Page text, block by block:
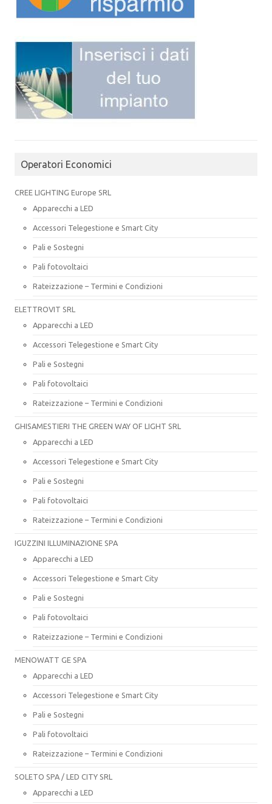
Operatori Economici
CREE LIGHTING Europe SRL
Apparecchi a LED
Accessori Telegestione e Smart City
Pali e Sostegni
Pali fotovoltaici
Rateizzazione – Termini e Condizioni
ELETTROVIT SRL
Apparecchi a LED
Accessori Telegestione e Smart City
Pali e Sostegni
Pali fotovoltaici
Rateizzazione – Termini e Condizioni
GHISAMESTIERI THE GREEN WAY OF LIGHT SRL
Apparecchi a LED
Accessori Telegestione e Smart City
Pali e Sostegni
Pali fotovoltaici
Rateizzazione – Termini e Condizioni
IGUZZINI ILLUMINAZIONE SPA
Apparecchi a LED
Accessori Telegestione e Smart City
Pali e Sostegni
Pali fotovoltaici
Rateizzazione – Termini e Condizioni
MENOWATT GE SPA
Apparecchi a LED
Accessori Telegestione e Smart City
Pali e Sostegni
Pali fotovoltaici
Rateizzazione – Termini e Condizioni
SOLETO SPA / LED CITY SRL
Apparecchi a LED